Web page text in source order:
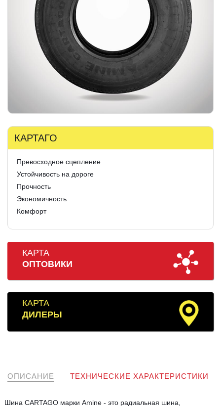
КАРТАГО
Превосходное сцепление
Устойчивость на дороге
Прочность
Экономичность
Комфорт
КАРТА
ОПТОВИКИ
КАРТА
ДИЛЕРЫ
ОПИСАНИЕ ТЕХНИЧЕСКИЕ ХАРАКТЕРИСТИКИ
Шина CARTAGO марки Amine - это радиальная шина,